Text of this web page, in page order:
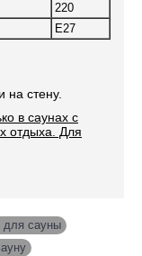
220
Е27
на стену.
в саунах с
отдыха. Для
для сауны